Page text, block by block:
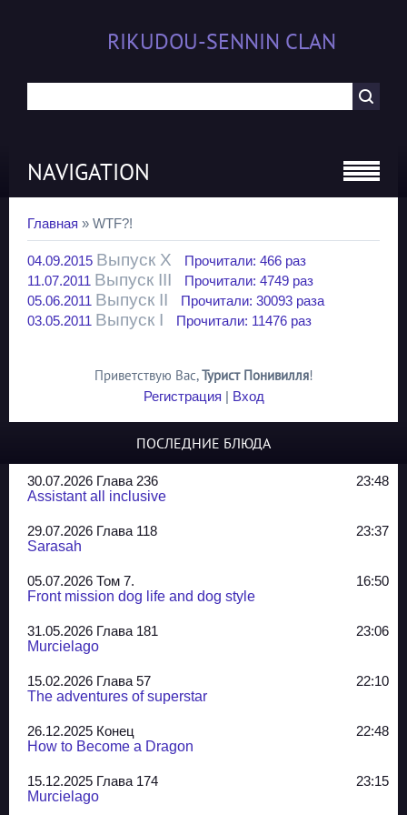
RIKUDOU-SENNIN CLAN
NAVIGATION
Главная » WTF?!
04.09.2015 Выпуск X
Прочитали: 466 раз
11.07.2011 Выпуск III
Прочитали: 4749 раз
05.06.2011 Выпуск II
Прочитали: 30093 раза
03.05.2011 Выпуск I Прочитали: 11476 раз
Приветствую Вас,Турист Понивилля!
Регистрация | Вход
ПОСЛЕДНИЕ БЛЮДА
30.07.2026 Глава 236
23:48
Assistant all inclusive
29.07.2026 Глава 118
23:37
Sarasah
05.07.2026 Том 7.
16:50
Front mission dog life and dog style
31.05.2026 Глава 181
23:06
Murcielago
15.02.2026 Глава 57
22:10
The adventures of superstar
26.12.2025 Конец
22:48
How to Become a Dragon
15.12.2025 Глава 174
23:15
Murcielago